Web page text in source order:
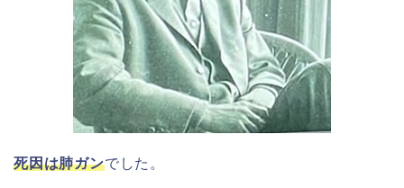
死因は肺ガンでした。